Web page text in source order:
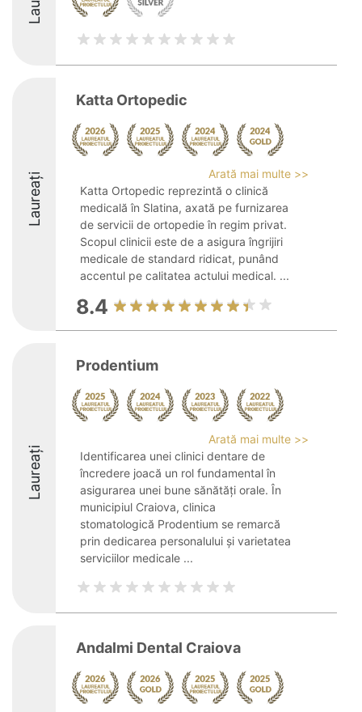
Laureați
Katta Ortopedic
Arată mai multe >>
Katta Ortopedic reprezintă o clinică
medicală în Slatina, axată pe furnizarea
de servicii de ortopedie în regim privat.
Scopul clinicii este de a asigura îngrijiri
medicale de standard ridicat, punând
accentul pe calitatea actului medical. ...
8.4
Laureați
Prodentium
Arată mai multe >>
Identificarea unei clinici dentare de
încredere joacă un rol fundamental în
asigurarea unei bune sănătăți orale. În
municipiul Craiova, clinica
stomatologică Prodentium se remarcă
prin dedicarea personalului și varietatea
serviciilor medicale ...
Andalmi Dental Craiova